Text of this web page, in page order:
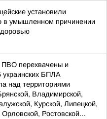
установили
в умышленном причинении
ПВО перехвачены и
украинских БПЛА
над территориями
Владимирской,
Курской, Липецкой,
Ростовской...